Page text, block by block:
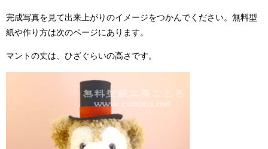
完成写真を見て出来上がりのイメージをつかんでください。無料型
紙や作り方は次のページにあります。
マントの丈は、ひざぐらいの高さです。